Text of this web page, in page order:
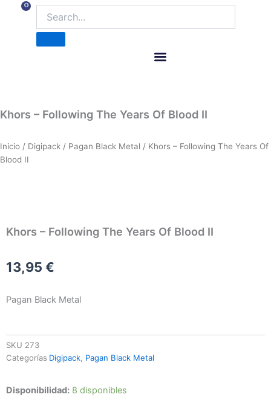
contenido
0
Carrito
Khors – Following The Years Of Blood II
Inicio / Digipack / Pagan Black Metal / Khors – Following The Years Of
Blood II
Khors – Following The Years Of Blood II
13,95 €
Pagan Black Metal
SKU 273
Categorías Digipack, Pagan Black Metal
Disponibilidad: 8 disponibles
Khors